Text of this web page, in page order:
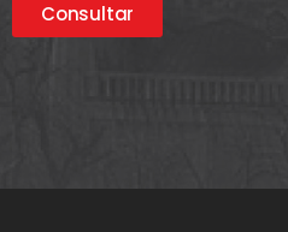
Consultar